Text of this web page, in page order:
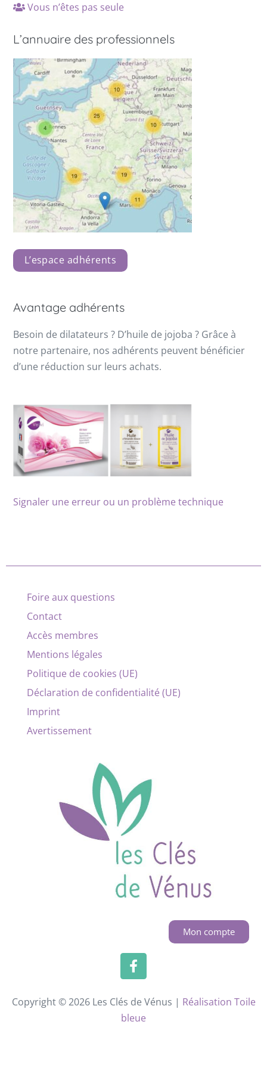
Vous n’êtes pas seule
L’annuaire des professionnels
L’espace adhérents
Avantage adhérents
Besoin de dilatateurs ? D’huile de jojoba ? Grâce à
notre partenaire, nos adhérents peuvent bénéficier
d’une réduction sur leurs achats.
Signaler une erreur ou un problème technique
Foire aux questions
Contact
Accès membres
Mentions légales
Politique de cookies (UE)
Déclaration de confidentialité (UE)
Imprint
Avertissement
Mon compte
Copyright © 2026 Les Clés de Vénus | Réalisation Toile
bleue